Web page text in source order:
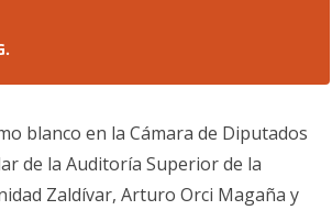
blanco en la Cámara de Diputados
de la Auditoría Superior de la
Zaldívar, Arturo Orci Magaña y